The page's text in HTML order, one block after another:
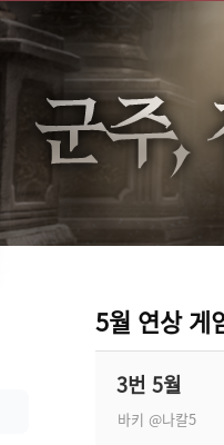
5월 연상 게
3번 5월
바키 @나칼5